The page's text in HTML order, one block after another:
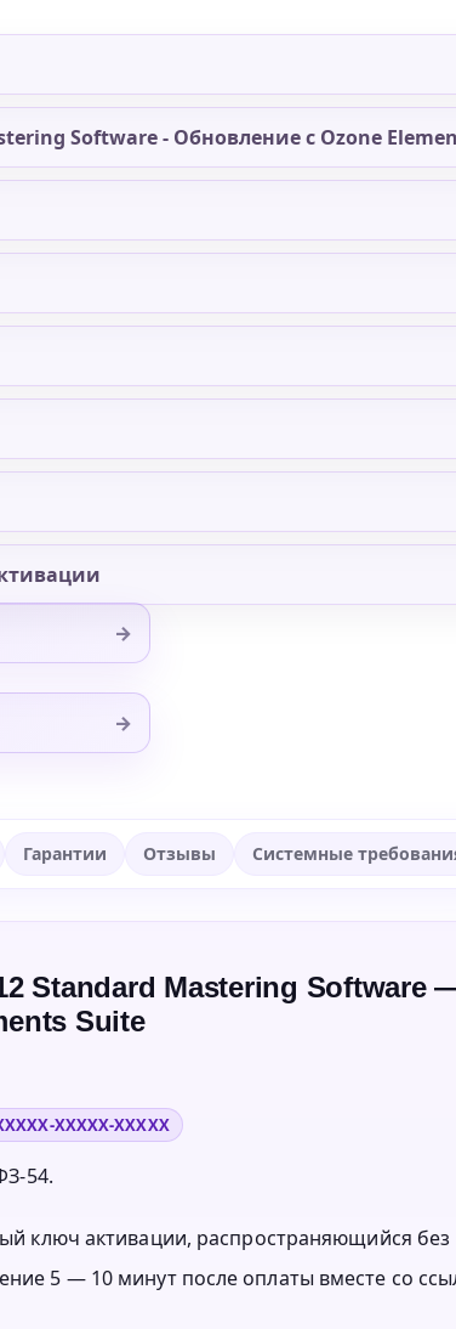
Software - Обновление с Ozone
→
→
Гарантии Отзывы Системные
Standard Mastering Software
Suite
XXXXX-XXXXX
54.
ключ активации, распространяющийся без
5 — 10 минут после оплаты вместе со